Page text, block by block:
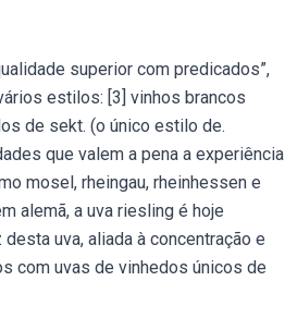
superior com predicados”,
estilos: [3] vinhos brancos
de sekt. (o único estilo de.
que valem a pena a experiência
mosel, rheingau, rheinhessen e
alemã, a uva riesling é hoje
uva, aliada à concentração e
com uvas de vinhedos únicos de